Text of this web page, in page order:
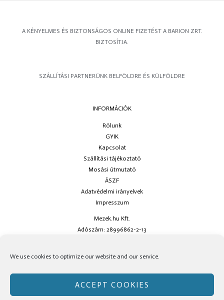
We use cookies to optimize our website and our service.
ACCEPT COOKIES
A KÉNYELMES ÉS BIZTONSÁGOS ONLINE FIZETÉST A BARION ZRT.
BIZTOSÍTJA.
SZÁLLÍTÁSI PARTNERÜNK BELFÖLDRE ÉS KÜLFÖLDRE
INFORMÁCIÓK
Rólunk
GYIK
Kapcsolat
Szállítási tájékoztató
Mosási útmutató
ÁSZF
Adatvédelmi irányelvek
Impresszum
Mezek.hu Kft.
Adószám: 28996862-2-13
social oldalainkon!